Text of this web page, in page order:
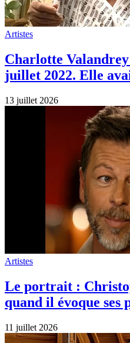
Artistes
Le portrait :
quand il évoque ses
11 juillet 2026
Anthony Delon ne
malgré la canicule !
11 juillet 2026